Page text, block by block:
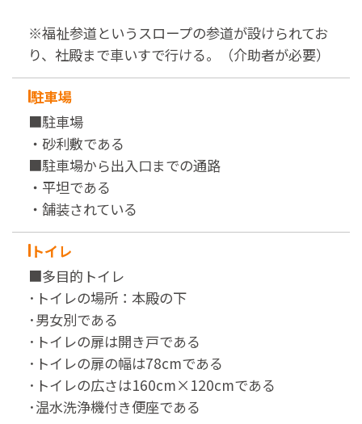
※福祉参道というスロープの参道が設けられてお
り、社殿まで車いすで行ける。（介助者が必要）
駐車場
■駐車場
・砂利敷である
■駐車場から出入口までの通路
・平坦である
・舗装されている
トイレ
■多目的トイレ
･トイレの場所：本殿の下
･男女別である
･トイレの扉は開き戸である
･トイレの扉の幅は78cmである
･トイレの広さは160cm×120cmである
･温水洗浄機付き便座である